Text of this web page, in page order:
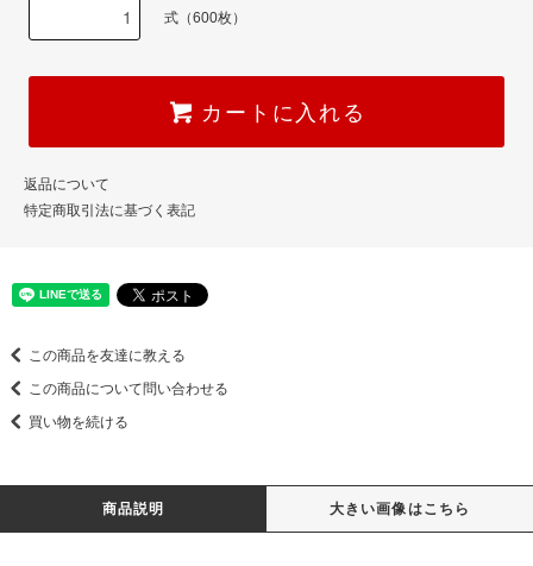
式（600枚）
カートに入れる
返品について
特定商取引法に基づく表記
この商品を友達に教える
この商品について問い合わせる
買い物を続ける
商品説明 大きい画像はこちら